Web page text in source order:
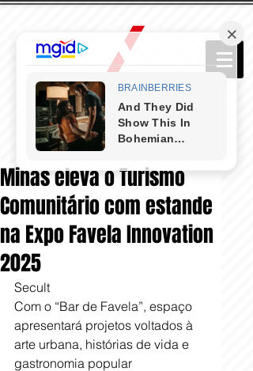
Minas eleva o Turismo
Comunitário com estande
na Expo Favela Innovation
2025
Secult
Com o “Bar de Favela”, espaço
apresentará projetos voltados à
arte urbana, histórias de vida e
gastronomia popular